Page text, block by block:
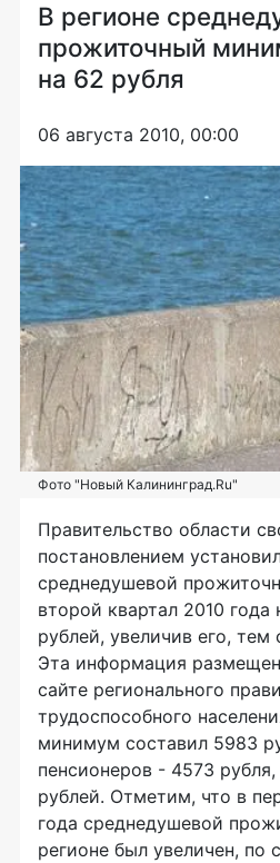
В регионе
прожиточный
на 62 рубля
06 августа 2010, 00:00
Фото "Новый Калининград.Ru"
Правительство области
постановлением
среднедушевой
второй квартал 2010 года
рублей, увеличив его,
Эта информация
сайте регионального
трудоспособного
минимум составил 5983
пенсионеров - 4573
рублей. Отметим, что в
года среднедушевой
регионе был увеличен, по